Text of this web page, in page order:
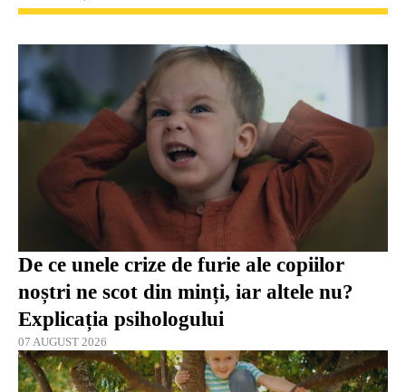
De ce unele crize de furie ale copiilor
noștri ne scot din minți, iar altele nu?
Explicația psihologului
07 AUGUST 2026